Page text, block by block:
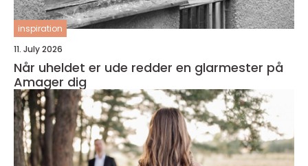
inspiration
11. July 2026
Når uheldet er ude redder en glarmester på
Amager dig